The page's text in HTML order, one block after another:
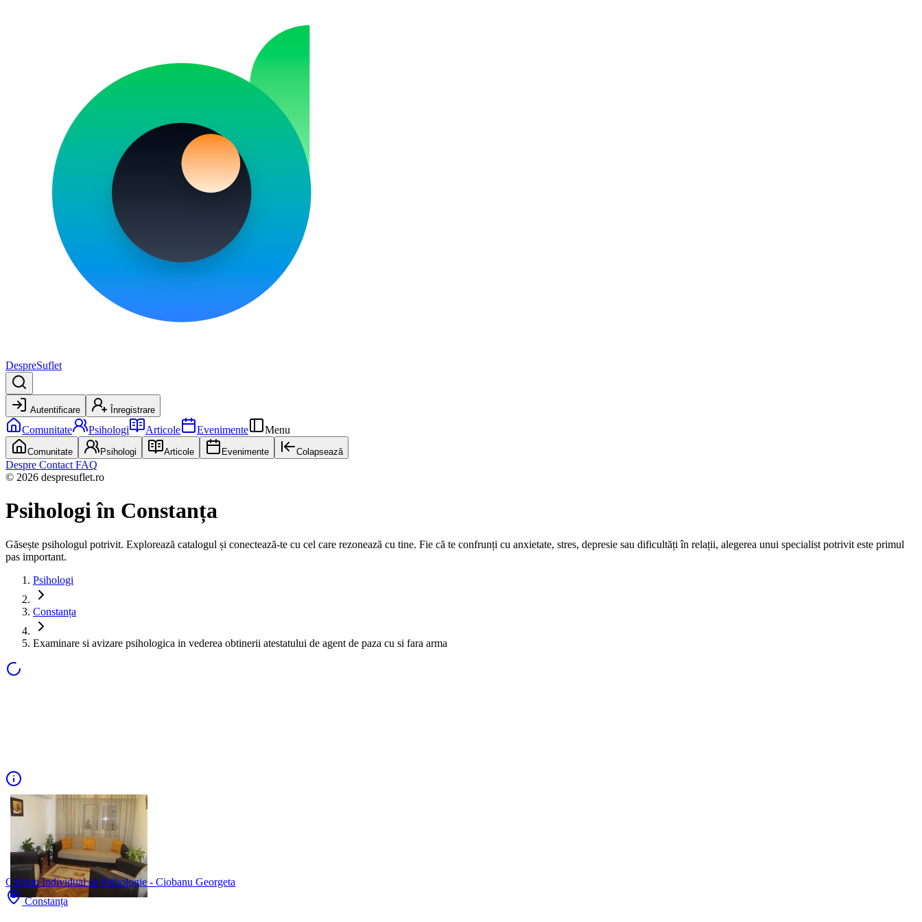
DespreSuflet
Autentificare Înregistrare
Comunitate Psihologi Articole Evenimente Menu
Comunitate Psihologi Articole Evenimente Colapsează
Despre Contact FAQ
© 2026 despresuflet.ro
Psihologiîn Constanța
Găsește psihologul potrivit. Explorează catalogul și conectează-te cu cel care rezonează cu tine. Fie că te confrunți cu anxietate, stres, depresie sau dificultăți în relații, alegerea unui specialist potrivit este primul
pas important.
Psihologi
Constanța
Examinare si avizare psihologica in vederea obtinerii atestatului de agent de paza cu si fara arma
Cabinet Individual de Psihologie - Ciobanu Georgeta
Constanța